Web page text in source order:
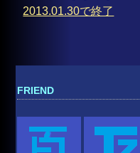
2013.01.30で終了
FRIEND